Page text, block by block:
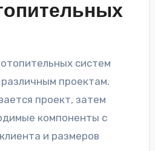
систем
проектам.
проект, затем
компоненты с
и размеров